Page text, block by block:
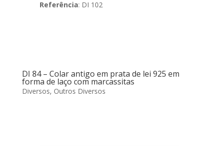
Referência: DI 102
DI 84 – Colar antigo em prata de lei 925 em
forma de laço com marcassitas
Diversos, Outros Diversos